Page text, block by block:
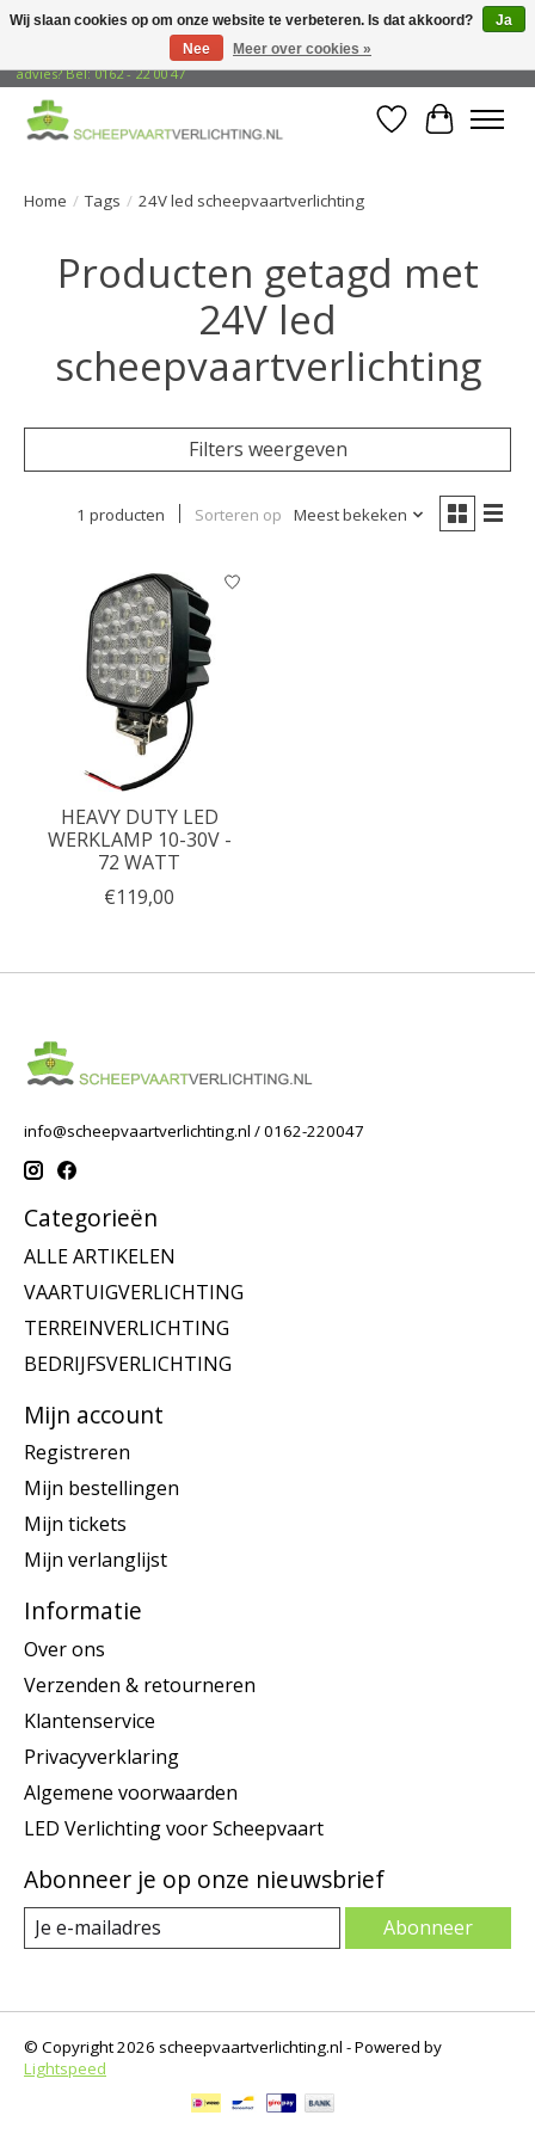
Gratis verzending naar adressen in Nederland! Opzoek naar vrijblijvend
advies? Bel: 0162 - 22 00 47
Verlanglijst
Home / Tags / 24V led scheepvaartverlichting
Producten getagd met
24V led
scheepvaartverlichting
Filters weergeven
1 producten Sorteren op Meest bekeken
HEAVY DUTY LED
WERKLAMP 10-30V -
72 WATT
€119,00
info@scheepvaartverlichting.nl / 0162-220047
Categorieën
ALLE ARTIKELEN
VAARTUIGVERLICHTING
TERREINVERLICHTING
BEDRIJFSVERLICHTING
Mijn account
Registreren
Mijn bestellingen
Mijn tickets
Mijn verlanglijst
Informatie
Over ons
Verzenden & retourneren
Klantenservice
Privacyverklaring
Algemene voorwaarden
LED Verlichting voor Scheepvaart
Abonneer je op onze nieuwsbrief
Abonneer
© Copyright 2026 scheepvaartverlichting.nl - Powered by
Lightspeed
Wij slaan cookies op om onze website te verbeteren. Is dat akkoord?
Ja
Nee
Meer over cookies »